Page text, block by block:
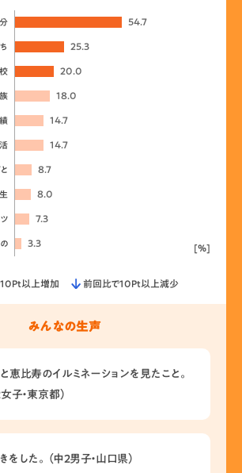
54.7
25.3
20.0
18.0
14.7
14.7
8.7
8.0
7.3
3.3 [%]
以上増加 前回比で10Pt以上減少
みんなの生声
恵比寿のイルミネーションを見たこと。
女子・東京都）
をした。（中2男子・山口県）